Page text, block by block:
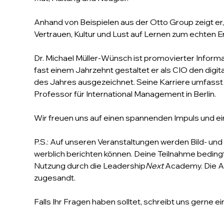
Anhand von Beispielen aus der Otto Group zeigt
Vertrauen, Kultur und Lust auf Lernen zum echten
Dr. Michael Müller-Wünsch ist promovierter
fast einem Jahrzehnt gestaltet er als CIO den
des Jahres ausgezeichnet. Seine Karriere
Professor für International Management in Berlin.
Wir freuen uns auf einen spannenden Impuls und
P.S.: Auf unseren Veranstaltungen werden Bild-
werblich berichten können. Deine Teilnahme
Nutzung durch die LeadershipNext Academy. Die
zugesandt.
Falls Ihr Fragen haben solltet, schreibt uns gerne